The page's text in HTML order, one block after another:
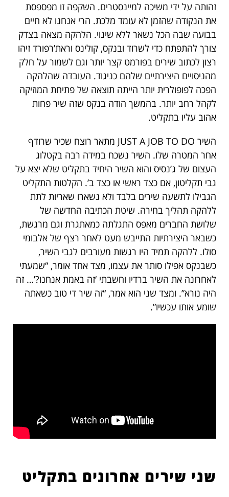
זהותה על ידי משיכה למיינסטרים. השקפה זו מפספסת
את הנקודה שהזמן לא עומד מלכת. הרי אנחנו לא חיים
בבועה שבה הכל נשאר ללא שינוי. הלהקה מצאה בצדק
צורך להתפתח כדי לשרוד ובנקס, קולינס וראת’רפורד זיהו
רצון לכתוב שירים בפורמט קצר יותר וגם לשמור על חלק
מהניסויים היצירתיים שלהם כניגוד. העובדה שהלהקה
הפכה לפופולרית יותר הייתה תוצאה של פתיחת המוזיקה
לקהל רחב יותר. בהמשך הודה בנקס שזה שיר פחות
אהוב עליו בתקליט.
השיר JUST A JOB TO DO מתאר רוצח שכיר שרודף
אחר המטרה שלו. השיר נשכח במידה רבה בקטלוג
העצום של ג’נסיס והוא השיר היחיד בתקליט שלא יצא על
גבי תקליטון, אם כצד ראשי או כצד ב’. הקלטות התקליט
הגבילו לתשעה שירים בלבד ולא נשארו שאריות לתת
ללהקה תהליך בחירה. שיטת הכתיבה החדשה של
שלושת החברים מאפס התגלתה כמאתגרת וגם מרגשת,
כשבאר היצירתיות התייבש מעט לאחר רצף של אלבומי
סולו. ללהקה תמיד היו רגשות מעורבים לגבי השיר,
כשבנקס אפילו סותר את עצמו, מצד אחד אומר, “שמעתי
לאחרונה את השיר ברדיו וחשבתי ‘זה באמת אנחנו?’… זה
היה נורא”. ומצד שני הוא אמר, “זה שיר די טוב כשאתה
שומע אותו עכשיו”.
שני שירים אחרונים בתקליט